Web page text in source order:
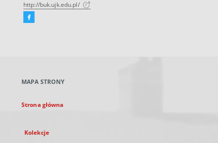
http://buk.ujk.edu.pl/
Facebook
karcie
MAPA STRONY
Strona główna
Kolekcje